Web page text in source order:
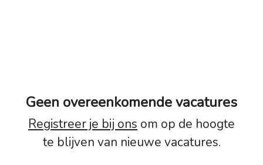
Geen overeenkomende vacatures
Registreer je bij ons om op de hoogte
te blijven van nieuwe vacatures.